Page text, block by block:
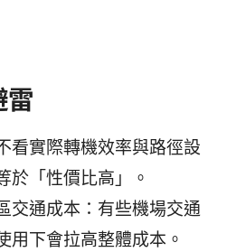
雷
看實際轉機效率與路徑設
於「性價比高」。
交通成本：有些機場交通
用下會拉高整體成本。